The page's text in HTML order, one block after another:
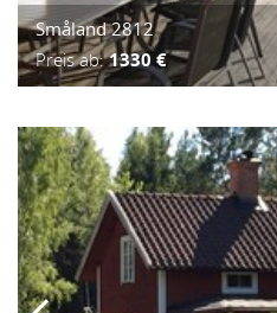
Småland 2812
Preis ab:1330 €